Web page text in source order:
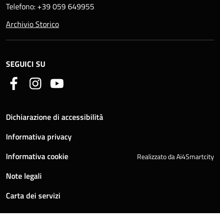
Telefono: +39 059 649955
Archivio Storico
SEGUICI SU
Dichiarazione di accessibilità
Informativa privacy
Informativa cookie
Note legali
Carta dei servizi
Realizzato da Ai4Smartcity